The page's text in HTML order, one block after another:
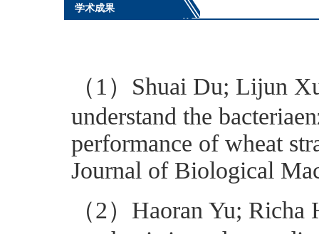
学术成果
（1）Shuai Du; Lijun
understand the
performance of wheat
Journal of Biological
（2）Haoran Yu;